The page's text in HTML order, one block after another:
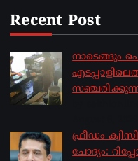
Recent Post
നാടെങ്ങും
ഫ്രീഡം
ചോദ്യം: